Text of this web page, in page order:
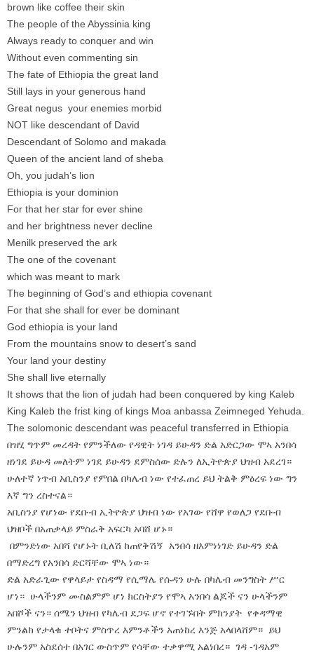
brown like coffee their skin
The people of the Abyssinia king
Always ready to conquer and win
Without even commenting sin
The fate of Ethiopia the great land
Still lays in your generous hand
Great negus your enemies morbid
NOT like descendant of David
Descendant of Solomo and makada
Queen of the ancient land of sheba
Oh, you judah’s lion
Ethiopia is your dominion
For that her star for ever shine
and her brightness never decline
Menilk preserved the ark
The one of the covenant
which was meant to mark
The beginning of God’s and ethiopia covenant
For that she shall for ever be dominant
God ethiopia is your land
From the mountains snow to desert’s sand
Your land your destiny
She shall live eternally
It shows that the lion of judah had been conquered by king Kaleb
King Kaleb the frist king of kings Moa anbassa Zeimneged Yehuda.
The solomonic descendant was peaceful transferred in Ethiopia
በዝሂ ግጥም መረዳት የምንችለው የዳዊት ነገዳ ይሁዳን ድል አድርጋው ሞኣ አንበሳ
ዘነገደ ይሁዳ መለትም ነገደ ይሁዳን ደምስሰው ድሉን ለኢትዮጵያ ህዝብ አደረገ።
ሁለተኛ ነጥብ አቢስንያ የምበል በካሌብ ነው የተፈጠረ ይህ ትልቅ ምዕረፍ ነው ግን
እኛ ግን ረስተናል።
አቢስንያ የሆነው የደቡብ ኢትዮጵያ ህዝብ ነው የአገው የሸዋ የወለጋ የደቡብ
ህዝቦች በአጠቃላይ ምስራቅ አፍርካ አባሸ ሆኑ።
በምንድነው አበሻ የሆኑት ቢለሽ ከጠየቅሽኝ አንበሳ ዘእምነነገድ ይሁዳን ድል
በማድረግ የአንበሳ ድርሻቸው ሞኣ ነው።
ድል አድራጊው የዋላይታ የስዳማ የሲማሌ የሱዳን ሁሉ በካሌብ መንግስት ሥር
ሆነ። ሁላችንም ሙስልምም ሆነ ክርስትያን የሞኣ አንበሳ ልጆች ናን ሁላችንም
አበሾች ናን። ሰሜን ህዝብ የካሌብ ደጋፍ ሆኖ የተገኙበት ምክንያት የቀዳማዊ
ምንልክ የታላቁ ተቦትና ምስጥረ እምንቶችን አጠነከረ እንጅ አላበላሸም። ይህ
ሁሉንም አስደሰተ በአገር ውስጥም የሳቸው ተቃዋሚ አልነበረ። ገዳ -ገዳአም